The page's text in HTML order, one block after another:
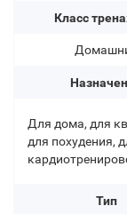
Класс
Для дома, для
для похудения,
Тип